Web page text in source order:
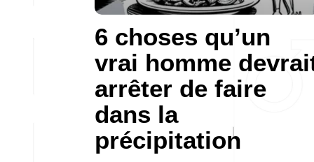
6 choses qu’un
vrai homme
arrêter de faire
dans la
précipitation